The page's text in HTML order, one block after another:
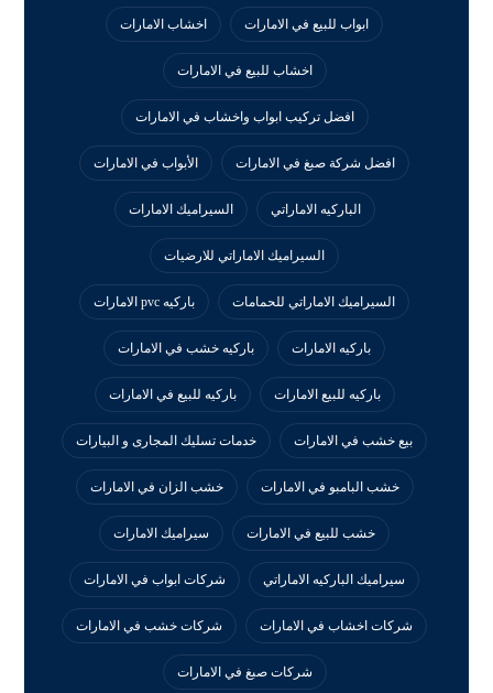
ابواب للبيع في الامارات اخشاب الامارات
اخشاب للبيع في الامارات
افضل تركيب ابواب واخشاب في الامارات
افضل شركة صبغ في الامارات الأبواب في الامارات
الباركيه الاماراتي السيراميك الامارات
السيراميك الاماراتي للارضيات
السيراميك الاماراتي للحمامات باركيه pvc الامارات
باركيه الامارات باركيه خشب في الامارات
باركيه للبيع الامارات باركيه للبيع في الامارات
بيع خشب في الامارات خدمات تسليك المجارى و البيارات
خشب البامبو في الامارات خشب الزان في الامارات
خشب للبيع في الامارات سيراميك الامارات
سيراميك الباركيه الاماراتي شركات ابواب في الامارات
شركات اخشاب في الامارات شركات خشب في الامارات
شركات صبغ في الامارات